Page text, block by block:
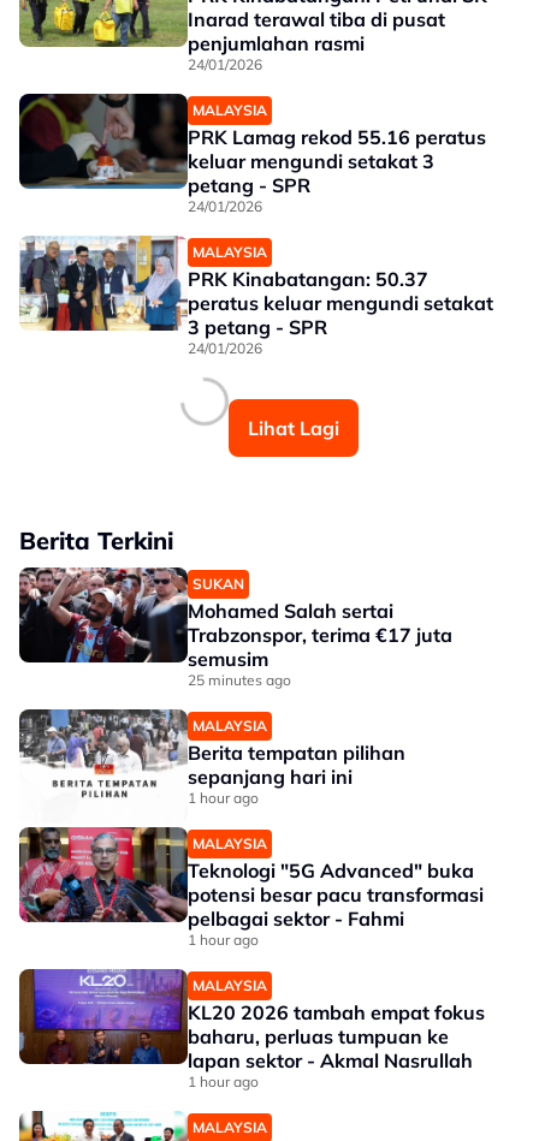
Inarad terawal tiba di pusat
penjumlahan rasmi
24/01/2026
MALAYSIA
PRK Lamag rekod 55.16 peratus
keluar mengundi setakat 3
petang - SPR
24/01/2026
MALAYSIA
PRK Kinabatangan: 50.37
peratus keluar mengundi setakat
3 petang - SPR
24/01/2026
Lihat Lagi
Berita Terkini
SUKAN
Mohamed Salah sertai
Trabzonspor, terima €17 juta
semusim
25 minutes ago
MALAYSIA
Berita tempatan pilihan
sepanjang hari ini
1 hour ago
MALAYSIA
Teknologi "5G Advanced" buka
potensi besar pacu transformasi
pelbagai sektor - Fahmi
1 hour ago
MALAYSIA
KL20 2026 tambah empat fokus
baharu, perluas tumpuan ke
lapan sektor - Akmal Nasrullah
1 hour ago
MALAYSIA